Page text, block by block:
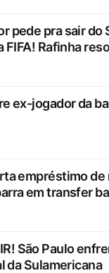
pede pra sair do
FIFA! Rafinha
ex-jogador da
empréstimo
em transfer
São Paulo
da Sulamericana